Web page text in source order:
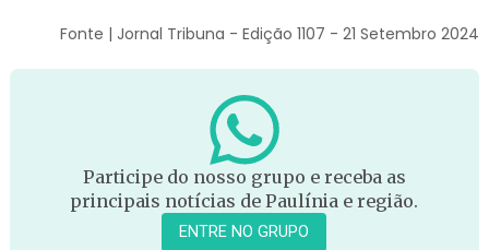
Fonte | Jornal Tribuna - Edição 1107 - 21 Setembro 2024
Participe do nosso grupo e receba as
principais notícias de Paulínia e região.
ENTRE NO GRUPO